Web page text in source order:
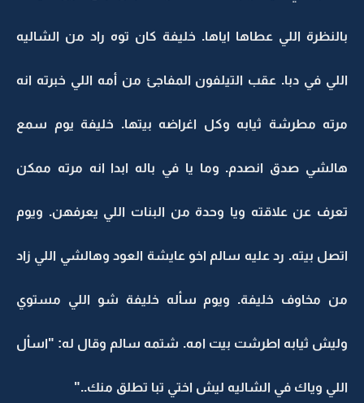
بالنظرة اللي عطاها اياها. خليفة كان توه راد من الشاليه
اللي في دبا. عقب التيلفون المفاجئ من أمه اللي خبرته انه
مرته مطرشة ثيابه وكل اغراضه بيتها. خليفة يوم سمع
هالشي صدق انصدم. وما يا في باله ابدا انه مرته ممكن
تعرف عن علاقته ويا وحدة من البنات اللي يعرفهن. ويوم
اتصل بيته. رد عليه سالم اخو عايشة العود وهالشي اللي زاد
من مخاوف خليفة. ويوم سأله خليفة شو اللي مستوي
وليش ثيابه اطرشت بيت امه. شتمه سالم وقال له: "اسأل
اللي وياك في الشاليه ليش اختي تبا تطلق منك.."